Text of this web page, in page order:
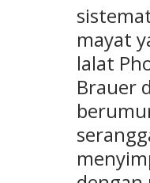
mayat
lalat
Brauer